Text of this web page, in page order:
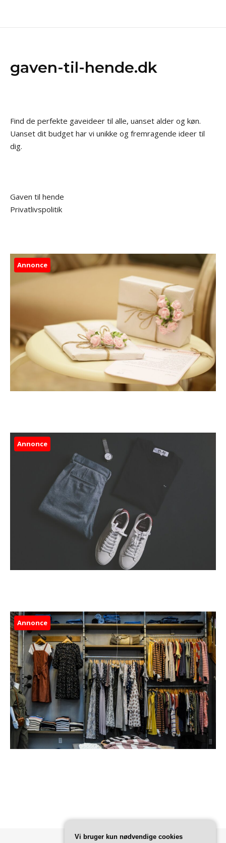
gaven-til-hende.dk
Find de perfekte gaveideer til alle, uanset alder og køn.
Uanset dit budget har vi unikke og fremragende ideer til
dig.
Gaven til hende
Privatlivspolitik
Annonce
Annonce
Annonce
Vi bruger kun nødvendige cookies